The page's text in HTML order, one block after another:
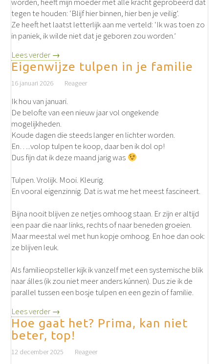
tegen te houden: ‘Blijf hier binnen, hier ben je veilig’.
Ze heeft het laatst letterlijk aan me verteld: ‘Ik was toen zo
in paniek, ik wilde niet dat je geboren zou worden.’
Lees verder →
Eigenwijze tulpen in je familie
16 januari 2026 Reageer
Ik hou van januari.
De belofte van een nieuw jaar vol ongekende
mogelijkheden.
Koude dagen die steeds langer en lichter worden.
En…..volop tulpen te koop, daar ben ik dol op!
Dus fijn dat ik deze maand jarig was
Tulpen. Vrolijk. Mooi. Kleurig.
En vooral eigenzinnig. Dat is wat me het meest fascineert.
Bijna nooit blijven ze netjes omhoog staan. Er zijn er altijd
een paar die naar links, rechts of naar beneden groeien.
Maar meestal wel met hun kopje omhoog. En hoe dan ook:
ze blijven leuk.
Als familieopsteller kijk ik vanzelf met een systemische blik
naar álles (ik zou niet meer anders kúnnen). Dus zie ik de
parallel tussen een bosje tulpen en een gezin of familie.
Lees verder →
Hoe gaat het? Prima, kan niet
beter, top!
12 december 2025 Reageer